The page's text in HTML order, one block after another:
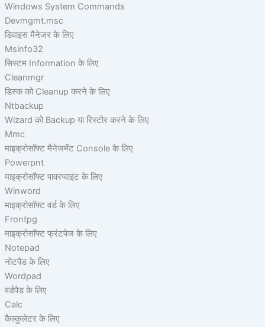
Windows System Commands
Devmgmt.msc
डिवाइस मैनेजर के लिए
Msinfo32
सिस्टम Information के लिए
Cleanmgr
डिस्क को Cleanup करने के लिए
Ntbackup
Wizard को Backup या रिस्टोर करने के लिए
Mmc
माइक्रोसॉफ्ट मैनेजमेंट Console के लिए
Powerpnt
माइक्रोसॉफ्ट पावरप्वाइंट के लिए
Winword
माइक्रोसॉफ्ट वर्ड के लिए
Frontpg
माइक्रोसॉफ्ट फ्रंटपेज के लिए
Notepad
नोटपैड के लिए
Wordpad
वर्डपैड के लिए
Calc
कैल्कुलेटर के लिए